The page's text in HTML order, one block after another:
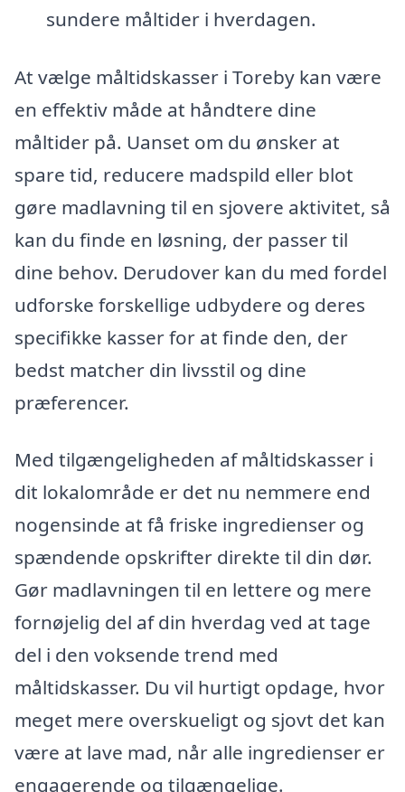
sundere måltider i hverdagen.
At vælge måltidskasser i Toreby kan være
en effektiv måde at håndtere dine
måltider på. Uanset om du ønsker at
spare tid, reducere madspild eller blot
gøre madlavning til en sjovere aktivitet, så
kan du finde en løsning, der passer til
dine behov. Derudover kan du med fordel
udforske forskellige udbydere og deres
specifikke kasser for at finde den, der
bedst matcher din livsstil og dine
præferencer.
Med tilgængeligheden af måltidskasser i
dit lokalområde er det nu nemmere end
nogensinde at få friske ingredienser og
spændende opskrifter direkte til din dør.
Gør madlavningen til en lettere og mere
fornøjelig del af din hverdag ved at tage
del i den voksende trend med
måltidskasser. Du vil hurtigt opdage, hvor
meget mere overskueligt og sjovt det kan
være at lave mad, når alle ingredienser er
engagerende og tilgængelige.